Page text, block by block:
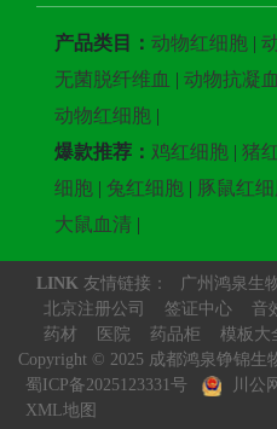
产品类目： 动物红细胞 |
无菌脱纤维血 | 动物抗凝血
动物红细胞 |
爆款推荐： 鸡红细胞 | 猪
细胞 | 兔红细胞 | 豚鼠红
大鼠血清 |
LINK 友情链接：
广州鸿泉生
北京注册公司
签证中心 音
药材
医院 药品柜
模板大
Copyright © 2025 成都鸿泉铮锦生
蜀ICP备2025123331号
川公
XML地图